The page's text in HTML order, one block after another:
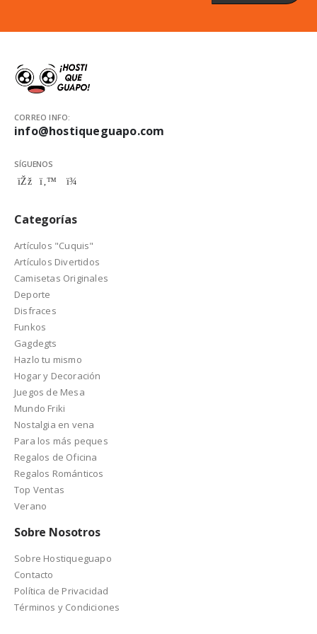
CORREO INFO:
info@hostiqueguapo.com
SÍGUENOS
Categorías
Artículos "Cuquis"
Artículos Divertidos
Camisetas Originales
Deporte
Disfraces
Funkos
Gagdegts
Hazlo tu mismo
Hogar y Decoración
Juegos de Mesa
Mundo Friki
Nostalgia en vena
Para los más peques
Regalos de Oficina
Regalos Románticos
Top Ventas
Verano
Sobre Nosotros
Sobre Hostiqueguapo
Contacto
Política de Privacidad
Términos y Condiciones